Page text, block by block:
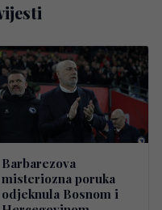
Barbarezova
misteriozna poruka
odjeknula Bosnom i